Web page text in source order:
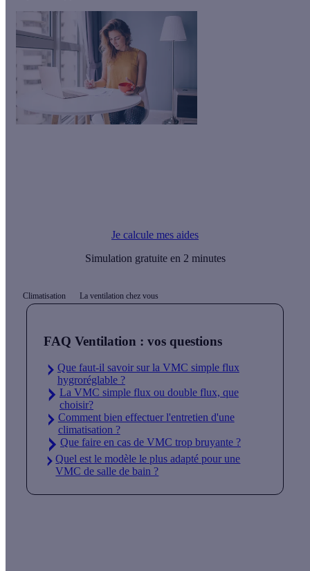
Je calcule mes aides
Simulation gratuite en 2 minutes
Climatisation La ventilation chez vous
FAQ Ventilation : vos questions
Que faut-il savoir sur la VMC simple flux
hygroréglable ?
La VMC simple flux ou double flux, que
choisir?
Comment bien effectuer l'entretien d'une
climatisation ?
Que faire en cas de VMC trop bruyante ?
Quel est le modèle le plus adapté pour une
VMC de salle de bain ?